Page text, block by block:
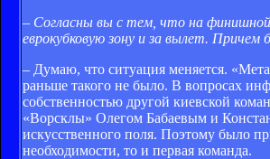
– Согласны вы с тем, что на
еврокубковую зону и за вылет. Причем
– Думаю, что ситуация меняется.
раньше такого не было. В вопросах
собственностью другой киевской
«Ворсклы» Олегом Бабаевым и
искусственного поля. Поэтому было
необходимости, то и первая команда.